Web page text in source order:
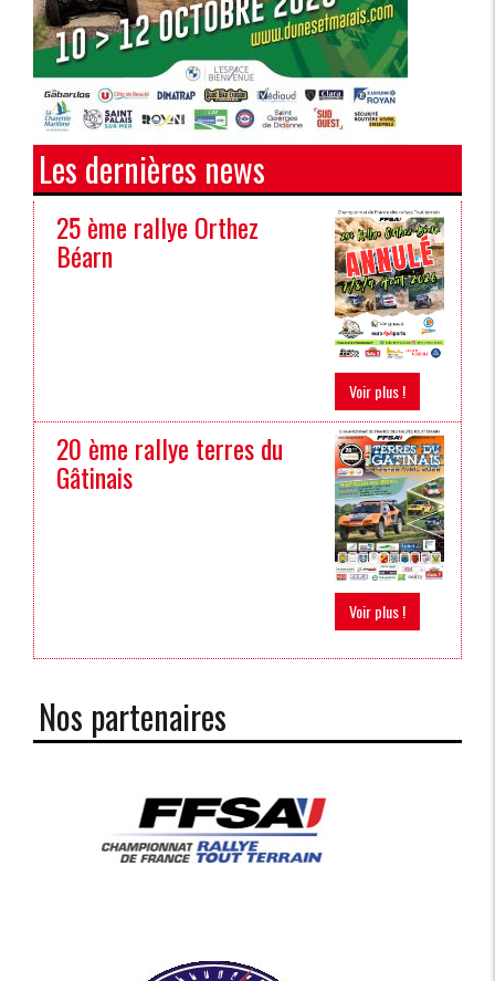
Les dernières news
25 ème rallye Orthez
Béarn
Voir plus !
20 ème rallye terres du
Gâtinais
Voir plus !
Nos partenaires